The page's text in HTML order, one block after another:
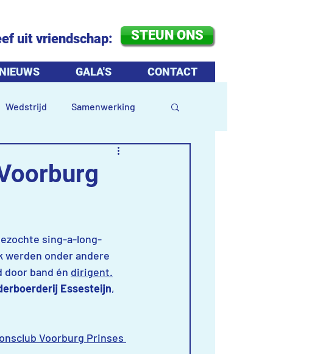
uit vriendschap: STEUN ONS
GALA'S CONTACT
Wedstrijd Samenwerking
sing-a-long-
werden onder andere
door band én dirigent.
Essesteijn,
Voorburg Prinses